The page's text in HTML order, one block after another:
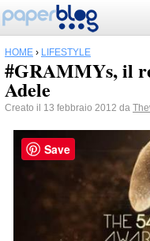
HOME › LIFESTYLE
#GRAMMYs, il
Adele
Creato il 13 febbraio 2012 da
Save